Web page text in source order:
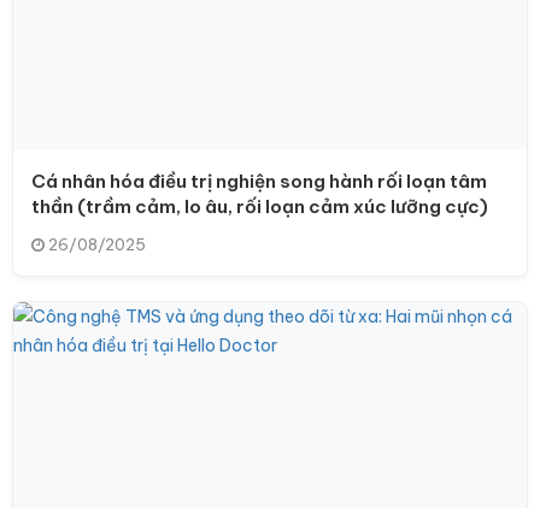
Cá nhân hóa điều trị nghiện song hành rối loạn tâm
thần (trầm cảm, lo âu, rối loạn cảm xúc lưỡng cực)
26/08/2025